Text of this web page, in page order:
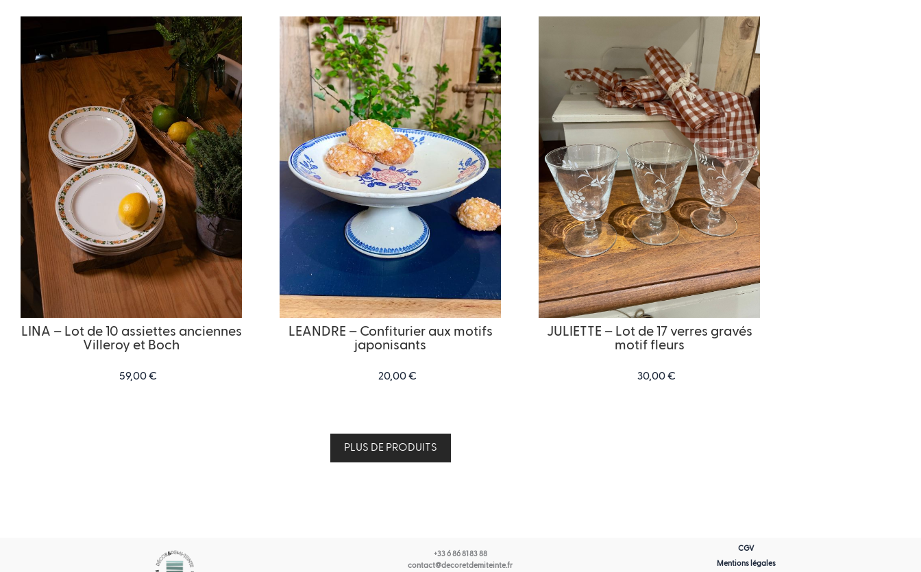
LINA – Lot de 10 assiettes anciennes
Villeroy et Boch
59,00€
LEANDRE – Confiturier aux motifs
japonisants
20,00€
JULIETTE – Lot de 17 verres gravés
motif fleurs
30,00€
PLUS DE PRODUITS
+33 6 86 81 83 88
contact@decoretdemiteinte.fr
CGV
Mentions légales